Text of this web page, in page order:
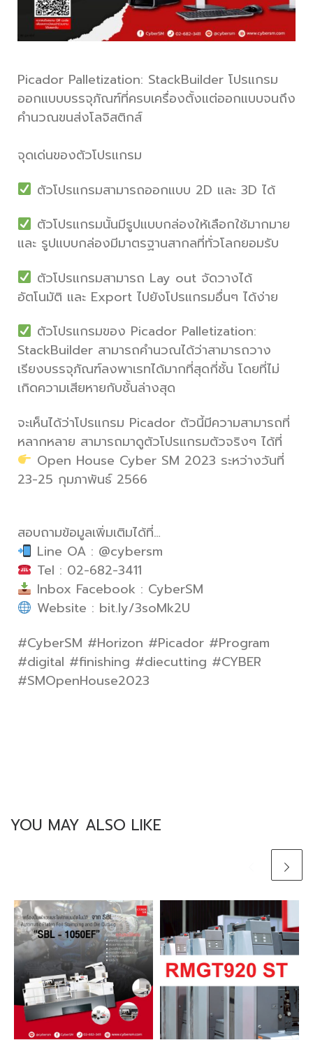
Picador Palletization: StackBuilder โปรแกรม
ออกแบบบรรจุภัณฑ์ที่ครบเครื่องตั้งแต่ออกแบบจนถึง
คำนวณขนส่งโลจิสติกส์
จุดเด่นของตัวโปรแกรม
ตัวโปรแกรมสามารถออกแบบ 2D และ 3D ได้
ตัวโปรแกรมนั้นมีรูปแบบกล่องให้เลือกใช้มากมาย
และ รูปแบบกล่องมีมาตรฐานสากลที่ทั่วโลกยอมรับ
ตัวโปรแกรมสามารถ Lay out จัดวางได้
อัตโนมัติ และ Export ไปยังโปรแกรมอื่นๆ ได้ง่าย
ตัวโปรแกรมของ Picador Palletization:
StackBuilder สามารถคำนวณได้ว่าสามารถวาง
เรียงบรรจุภัณฑ์ลงพาเรทได้มากที่สุดกี่ชั้น โดยที่ไม่
เกิดความเสียหายกับชั้นล่างสุด
จะเห็นได้ว่าโปรแกรม Picador ตัวนี้มีความสามารถที่
หลากหลาย สามารถมาดูตัวโปรแกรมตัวจริงๆ ได้ที่
Open House Cyber SM 2023 ระหว่างวันที่
23-25 กุมภาพันธ์ 2566
สอบถามข้อมูลเพิ่มเติมได้ที่…
Line OA : @cybersm
Tel : 02-682-3411
Inbox Facebook : CyberSM
Website : bit.ly/3soMk2U
#CyberSM #Horizon #Picador #Program
#digital #finishing #diecutting #CYBER
#SMOpenHouse2023
YOU MAY ALSO LIKE